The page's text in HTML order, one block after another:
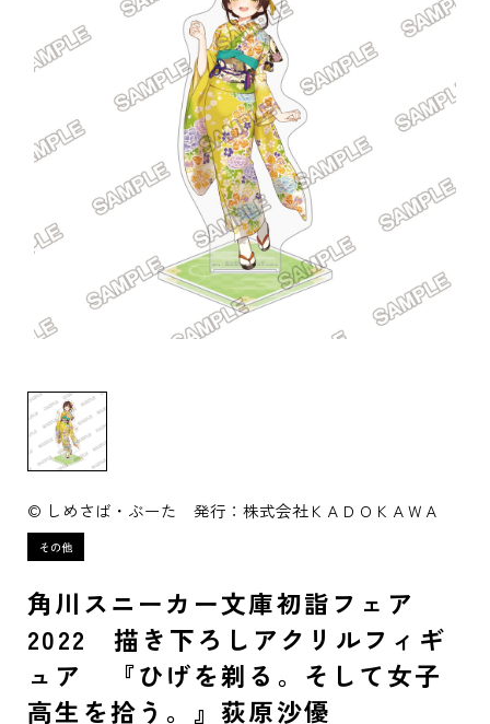
© しめさば・ぶーた 発行：株式会社ＫＡＤＯＫＡＷＡ
角川スニーカー文庫初詣フェア
2022 描き下ろしアクリルフィギ
ュア 『ひげを剃る。そして女子
高生を拾う。』荻原沙優